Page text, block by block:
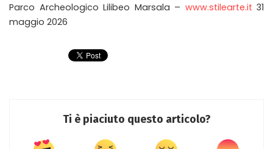
Parco Archeologico Lilibeo Marsala – www.stilearte.it 31
maggio 2026
Ti è piaciuto questo articolo?